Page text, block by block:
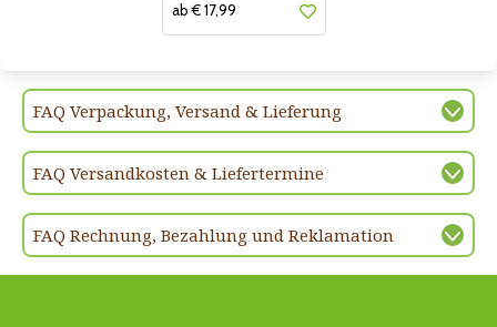
ab € 17,99
FAQ Verpackung, Versand & Lieferung
FAQ Versandkosten & Liefertermine
FAQ Rechnung, Bezahlung und Reklamation